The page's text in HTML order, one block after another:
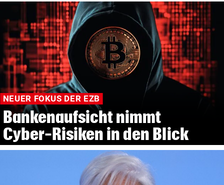
NEUER FOKUS DER EZB
Bankenaufsicht nimmt
Cyber-Risiken in den Blick